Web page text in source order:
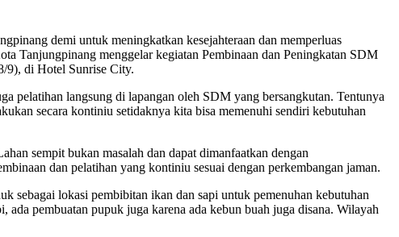
demi untuk meningkatkan kesejahteraan dan memperluas
Tanjungpinang menggelar kegiatan Pembinaan dan Peningkatan SDM
9), di Hotel Sunrise City.
pelatihan langsung di lapangan oleh SDM yang bersangkutan. Tentunya
secara kontiniu setidaknya kita bisa memenuhi sendiri kebutuhan
sempit bukan masalah dan dapat dimanfaatkan dengan
dan pelatihan yang kontiniu sesuai dengan perkembangan jaman.
lokasi pembibitan ikan dan sapi untuk pemenuhan kebutuhan
pembuatan pupuk juga karena ada kebun buah juga disana. Wilayah